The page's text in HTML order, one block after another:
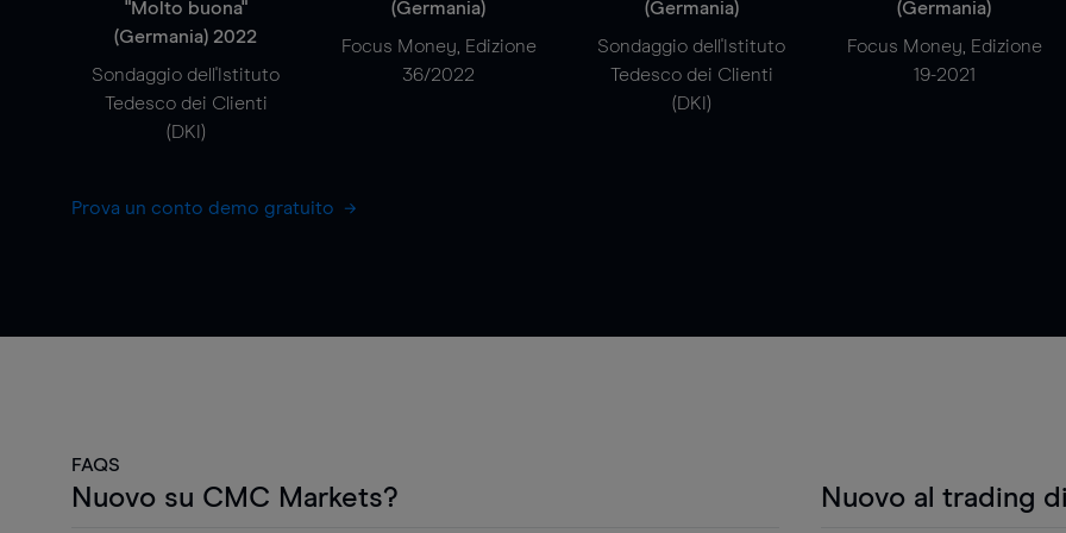
"Molto buona"
(Germania) 2022
Sondaggio dell'Istituto
Tedesco dei Clienti
(DKI)
(Germania)
Focus Money, Edizione
36/2022
(Germania)
Sondaggio dell'Istituto
Tedesco dei Clienti
(DKI)
(Germania)
Focus Money, Edizione
19-2021
Prova un conto demo gratuito
FAQS
Nuovo su CMC Markets? Nuovo al trading